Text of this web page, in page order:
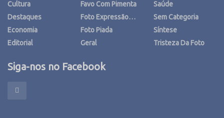
Cultura
Destaques
Economia
Editorial
Favo Com Pimenta
Foto Expressão…
Foto Piada
Geral
Saúde
Sem Categoria
Síntese
Tristeza Da Foto
Siga-nos no Facebook